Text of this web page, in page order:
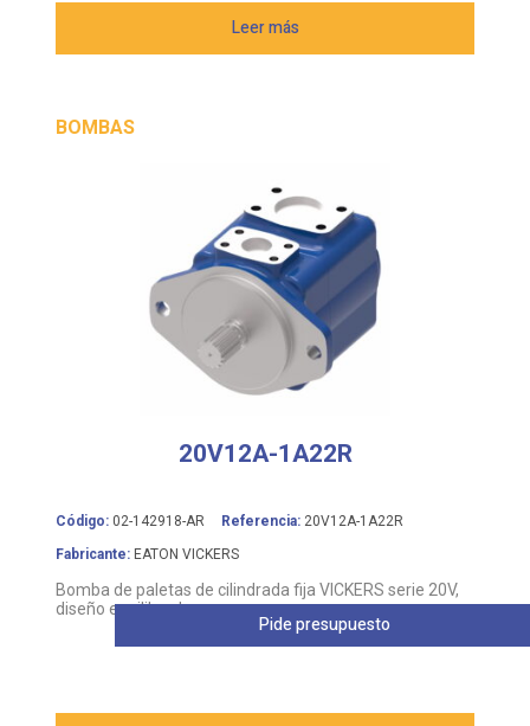
Leer más
BOMBAS
20V12A-1A22R
Código: 02-142918-AR Referencia: 20V12A-1A22R
Fabricante: EATON VICKERS
Bomba de paletas de cilindrada fija VICKERS serie 20V,
diseño equilibrado
Pide presupuesto